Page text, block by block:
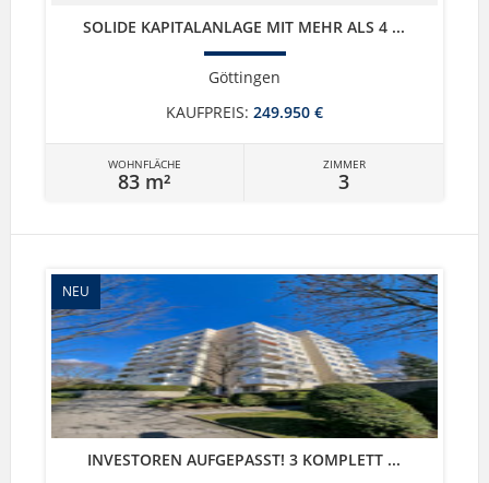
SOLIDE KAPITALANLAGE MIT MEHR ALS 4 ...
Göttingen
KAUFPREIS: 249.950 €
WOHNFLÄCHE
83 m²
ZIMMER
3
NEU
INVESTOREN AUFGEPASST! 3 KOMPLETT ...